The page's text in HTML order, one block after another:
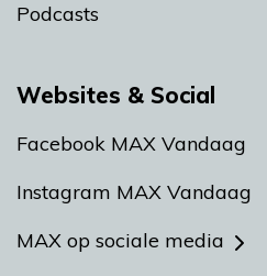
Podcasts
Websites & Social
Facebook MAX Vandaag
Instagram MAX Vandaag
MAX op sociale media